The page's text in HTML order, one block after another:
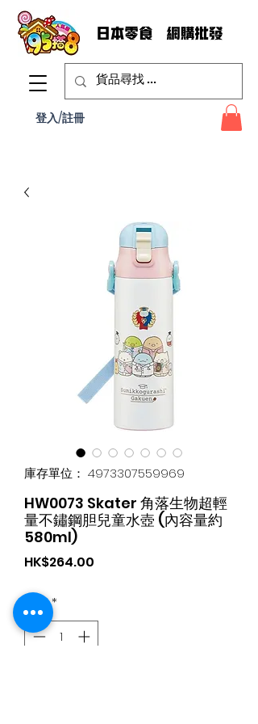
登入/註冊
庫存單位： 4973307559969
HW0073 Skater 角落生物超輕
量不鏽鋼胆兒童水壺 (內容量約
580ml)
HK$264.00
數量*